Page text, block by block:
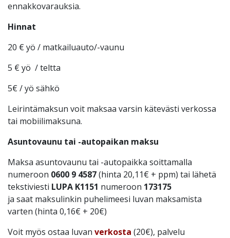
ennakkovarauksia.
Hinnat
20 € yö / matkailuauto/-vaunu
5 € yö / teltta
5€ / yö sähkö
Leirintämaksun voit maksaa varsin kätevästi verkossa
tai mobiilimaksuna.
Asuntovaunu tai -autopaikan maksu
Maksa asuntovaunu tai -autopaikka soittamalla
numeroon 0600 9 4587(hinta 20,11€ + ppm) tai lähetä
tekstiviesti LUPA K1151 numeroon 173175
ja saat maksulinkin puhelimeesi luvan maksamista
varten (hinta 0,16€ + 20€)
Voit myös ostaa luvan verkosta (20€), palvelu